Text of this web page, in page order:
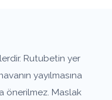
Rutubetin yer
yayılmasına
önerilmez. Maslak